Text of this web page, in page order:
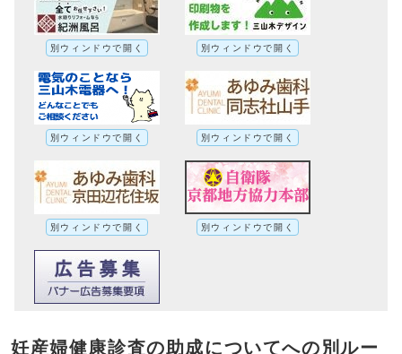
別ウィンドウで開く 別ウィンドウで開く
別ウィンドウで開く 別ウィンドウで開く
別ウィンドウで開く 別ウィンドウで開く
妊産婦健康診査の助成についてへの別ルー